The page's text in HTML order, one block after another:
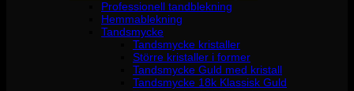
Professionell tandblekning
Hemmablekning
Tandsmycke
Tandsmycke kristaller
Större kristaller i former
Tandsmycke Guld med kristall
Tandsmycke 18k Klassisk Guld